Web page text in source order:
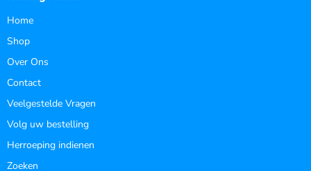
Home
Shop
Over Ons
Contact
Veelgestelde Vragen
Volg uw bestelling
Herroeping indienen
Zoeken